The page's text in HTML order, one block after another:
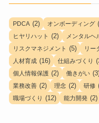
PDCA (2) オンボーディング
ヒヤリハット (2) メンタルヘ
リスクマネジメント (5) リー
人材育成 (16) 仕組みづくり
個人情報保護 (2) 働きがい
業務改善 (2) 理念 (2) 研修
職場づくり (12) 能力開発 (2)